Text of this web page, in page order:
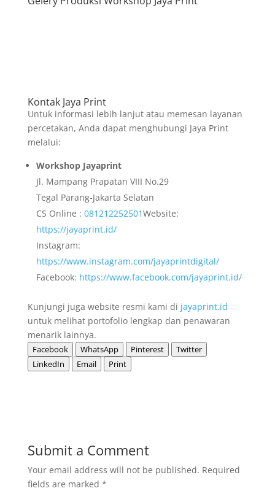
Kontak Jaya Print
Untuk informasi lebih lanjut atau memesan layanan
percetakan, Anda dapat menghubungi Jaya Print
melalui:
Workshop Jayaprint
Jl. Mampang Prapatan VIII No.29
Tegal Parang-Jakarta Selatan
CS Online : 081212252501Website:
https://jayaprint.id/
Instagram:
https://www.instagram.com/jayaprintdigital/
Facebook: https://www.facebook.com/jayaprint.id/
Kunjungi juga website resmi kami di jayaprint.id
untuk melihat portofolio lengkap dan penawaran
menarik lainnya.
Facebook WhatsApp Pinterest
Twitter
LinkedIn
Email Print
Submit a Comment
Your email address will not be published. Required
fields are marked *